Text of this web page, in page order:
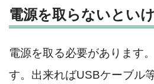
電源を取らないとい
電源を取る必要があります
す。出来ればUSBケーブル